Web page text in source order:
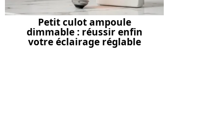
Petit culot ampoule
dimmable : réussir enfin
votre éclairage réglable